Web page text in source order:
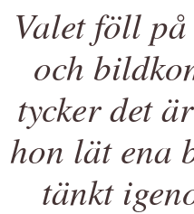
Valet föll
och
tycker det
hon lät ena
tänkt